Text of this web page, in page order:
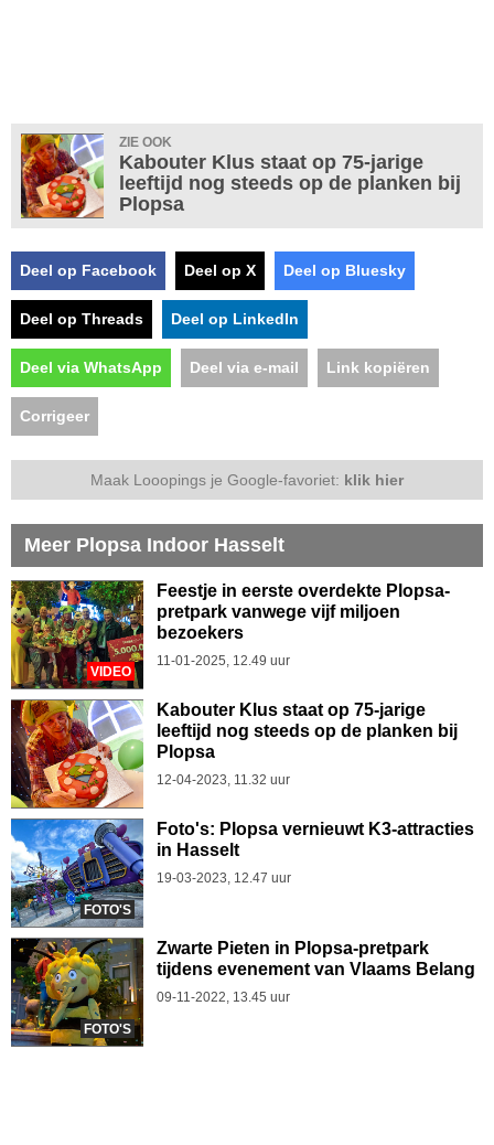
ZIE OOK
Kabouter Klus staat op 75-jarige
leeftijd nog steeds op de planken bij
Plopsa
Deel op Facebook Deel op X Deel op Bluesky
Deel op Threads Deel op LinkedIn
Deel via WhatsApp Deel via e-mail Link kopiëren
Corrigeer
Maak Looopings je Google-favoriet: klik hier
Meer Plopsa Indoor Hasselt
VIDEO
Feestje in eerste overdekte Plopsa-
pretpark vanwege vijf miljoen
bezoekers
11-01-2025, 12.49 uur
Kabouter Klus staat op 75-jarige
leeftijd nog steeds op de planken bij
Plopsa
12-04-2023, 11.32 uur
FOTO'S
Foto's: Plopsa vernieuwt K3-attracties
in Hasselt
19-03-2023, 12.47 uur
FOTO'S
Zwarte Pieten in Plopsa-pretpark
tijdens evenement van Vlaams Belang
09-11-2022, 13.45 uur